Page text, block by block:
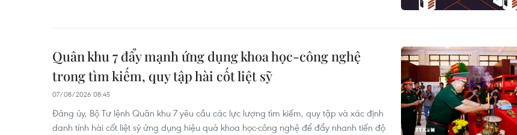
Quân khu 7 đẩy mạnh ứng dụng khoa học-công nghệ
trong tìm kiếm, quy tập hài cốt liệt sỹ
07/08/2026 08:45
Đảng ủy, Bộ Tư lệnh Quân khu 7 yêu cầu các lực lượng tìm kiếm, quy tập và xác định
danh tính hài cốt liệt sỹ ứng dụng hiệu quả khoa học-công nghệ để đẩy nhanh tiến độ